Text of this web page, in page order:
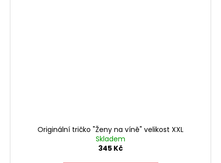
Originální tričko "Ženy na víně" velikost XXL
Skladem
345 Kč